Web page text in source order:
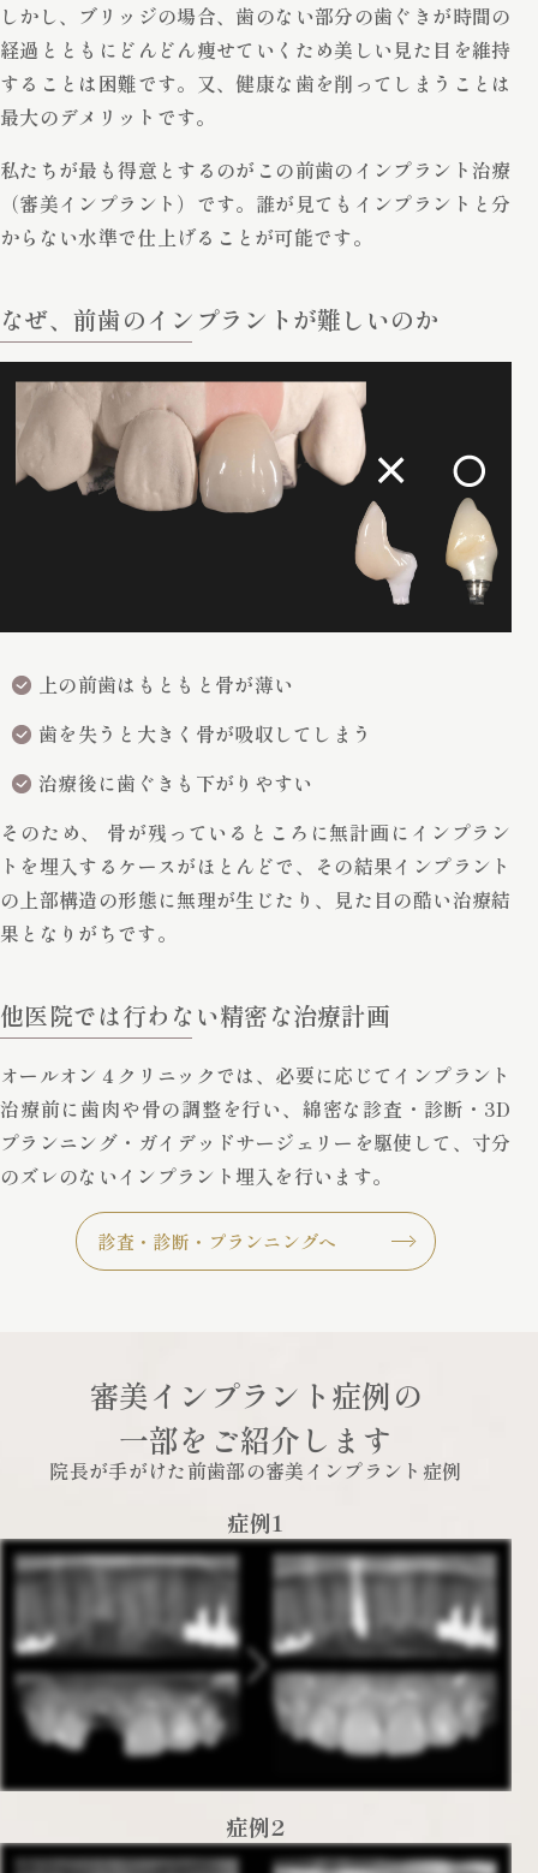
しかし、ブリッジの場合、歯のない部分の歯ぐきが時間の
経過とともにどんどん痩せていくため美しい見た目を維持
することは困難です。又、健康な歯を削ってしまうことは
最大のデメリットです。
私たちが最も得意とするのがこの前歯のインプラント治療
（審美インプラント）です。誰が見てもインプラントと分
からない水準で仕上げることが可能です。
なぜ、前歯のインプラントが難しいのか
上の前歯はもともと骨が薄い
歯を失うと大きく骨が吸収してしまう
治療後に歯ぐきも下がりやすい
そのため、 骨が残っているところに無計画にインプラン
トを埋入するケースがほとんどで、その結果インプラント
の上部構造の形態に無理が生じたり、見た目の酷い治療結
果となりがちです。
他医院では行わない精密な治療計画
オールオン４クリニックでは、必要に応じてインプラント
治療前に歯肉や骨の調整を行い、綿密な診査・診断・3D
プランニング・ガイデッドサージェリーを駆使して、寸分
のズレのないインプラント埋入を行います。
診査・診断・プランニングへ
審美インプラント症例の
一部をご紹介します
院長が手がけた前歯部の審美インプラント症例
症例1
症例2